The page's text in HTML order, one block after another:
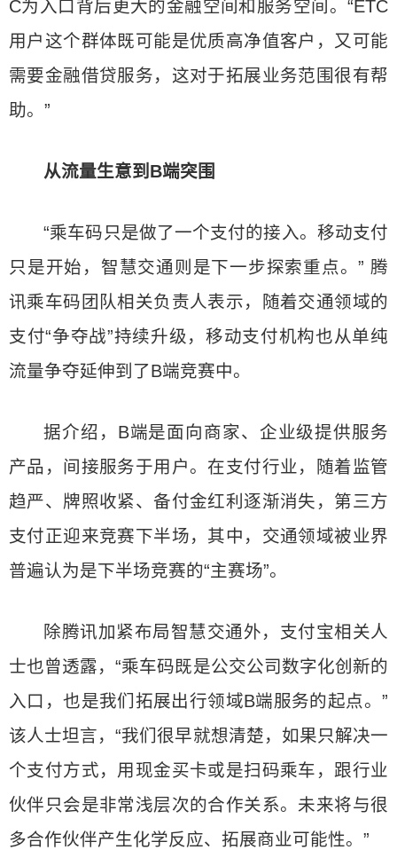
C为入口背后更大的金融空间和服务空间。“ETC
用户这个群体既可能是优质高净值客户，又可能
需要金融借贷服务，这对于拓展业务范围很有帮
助。”
从流量生意到B端突围
“乘车码只是做了一个支付的接入。移动支付
只是开始，智慧交通则是下一步探索重点。” 腾
讯乘车码团队相关负责人表示，随着交通领域的
支付“争夺战”持续升级，移动支付机构也从单纯
流量争夺延伸到了B端竞赛中。
据介绍，B端是面向商家、企业级提供服务
产品，间接服务于用户。在支付行业，随着监管
趋严、牌照收紧、备付金红利逐渐消失，第三方
支付正迎来竞赛下半场，其中，交通领域被业界
普遍认为是下半场竞赛的“主赛场”。
除腾讯加紧布局智慧交通外，支付宝相关人
士也曾透露，“乘车码既是公交公司数字化创新的
入口，也是我们拓展出行领域B端服务的起点。”
该人士坦言，“我们很早就想清楚，如果只解决一
个支付方式，用现金买卡或是扫码乘车，跟行业
伙伴只会是非常浅层次的合作关系。未来将与很
多合作伙伴产生化学反应、拓展商业可能性。”